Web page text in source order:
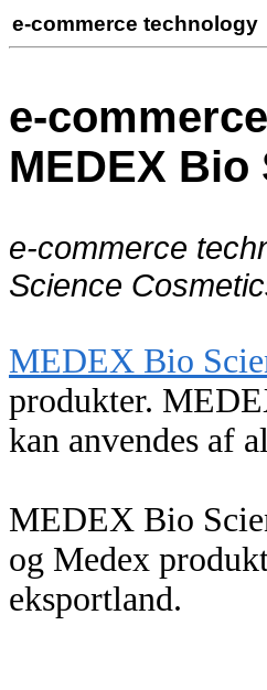
e-commerce technology
e-
MEDEX
e-commerce
Science
MEDEX Bio
produkter.
kan anvendes af
MEDEX Bio
og Medex
eksportland.